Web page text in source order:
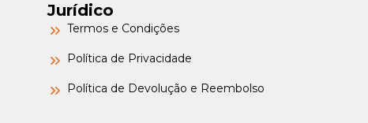
Jurídico
Termos e Condições
Política de Privacidade
Política de Devolução e Reembolso